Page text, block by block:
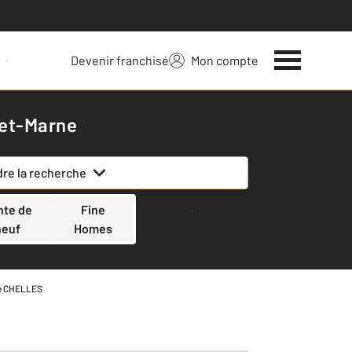
bien Devenir franchisé Mon compte
Marne
la recherche
de
Fine
Homes
Rechercher